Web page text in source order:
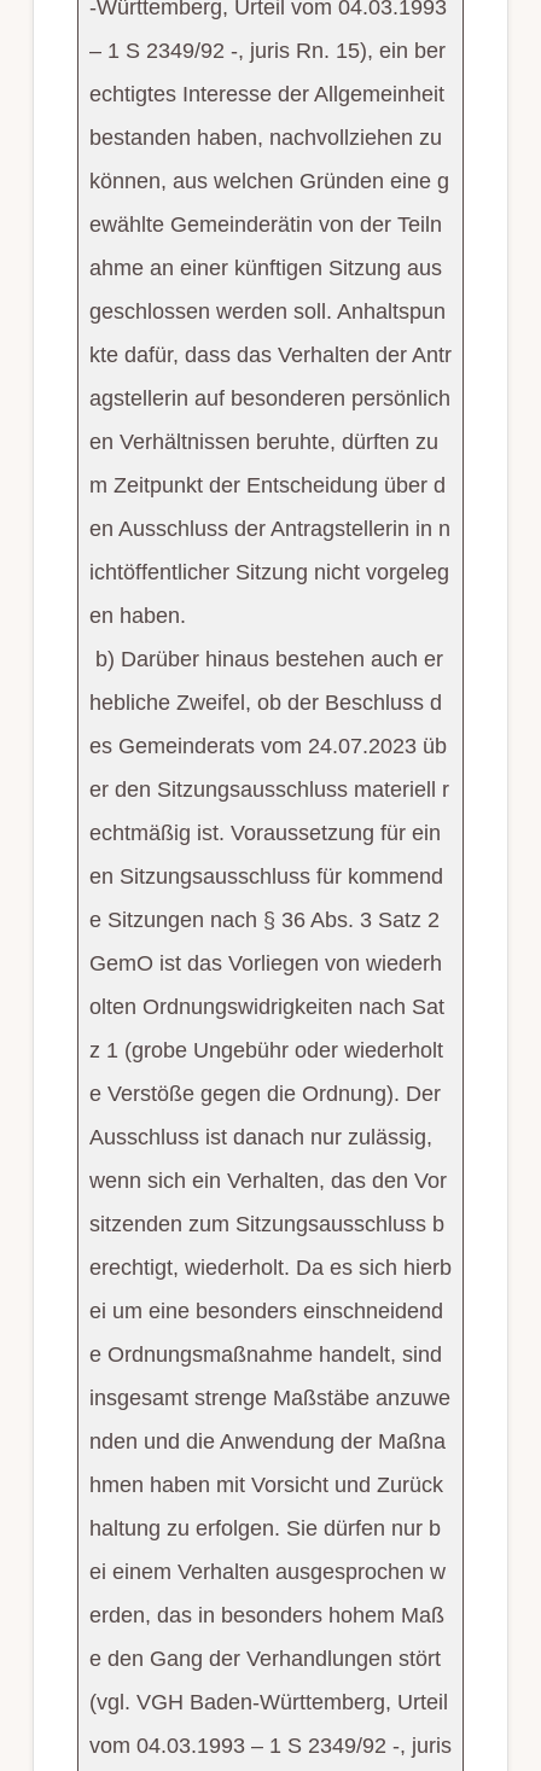
-Württemberg, Urteil vom 04.03.1993
– 1 S 2349/92 -, juris Rn. 15), ein ber
echtigtes Interesse der Allgemeinheit
bestanden haben, nachvollziehen zu
können, aus welchen Gründen eine g
ewählte Gemeinderätin von der Teiln
ahme an einer künftigen Sitzung aus
geschlossen werden soll. Anhaltspun
kte dafür, dass das Verhalten der Antr
agstellerin auf besonderen persönlich
en Verhältnissen beruhte, dürften zu
m Zeitpunkt der Entscheidung über d
en Ausschluss der Antragstellerin in n
ichtöffentlicher Sitzung nicht vorgeleg
en haben.
b) Darüber hinaus bestehen auch er
hebliche Zweifel, ob der Beschluss d
es Gemeinderats vom 24.07.2023 üb
er den Sitzungsausschluss materiell r
echtmäßig ist. Voraussetzung für ein
en Sitzungsausschluss für kommend
e Sitzungen nach § 36 Abs. 3 Satz 2
GemO ist das Vorliegen von wiederh
olten Ordnungswidrigkeiten nach Sat
z 1 (grobe Ungebühr oder wiederholt
e Verstöße gegen die Ordnung). Der
Ausschluss ist danach nur zulässig,
wenn sich ein Verhalten, das den Vor
sitzenden zum Sitzungsausschluss b
erechtigt, wiederholt. Da es sich hierb
ei um eine besonders einschneidend
e Ordnungsmaßnahme handelt, sind
insgesamt strenge Maßstäbe anzuwe
nden und die Anwendung der Maßna
hmen haben mit Vorsicht und Zurück
haltung zu erfolgen. Sie dürfen nur b
ei einem Verhalten ausgesprochen w
erden, das in besonders hohem Maß
e den Gang der Verhandlungen stört
(vgl. VGH Baden-Württemberg, Urteil
vom 04.03.1993 – 1 S 2349/92 -, juris